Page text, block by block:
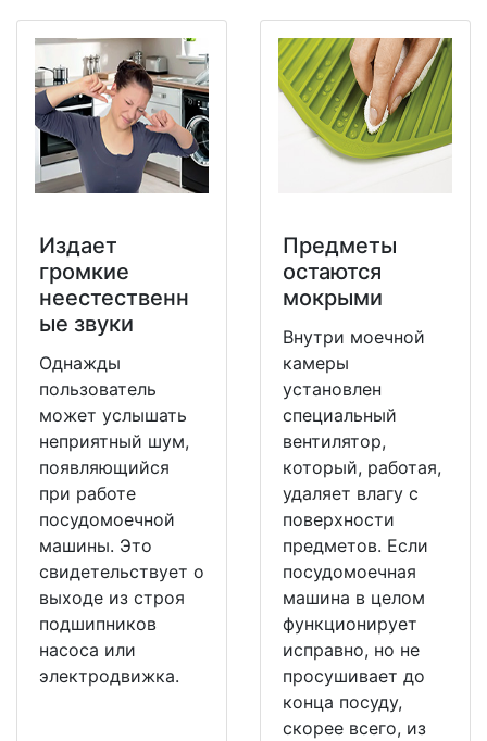
Издает
громкие
неестественн
ые звуки
Однажды
пользователь
может услышать
неприятный шум,
появляющийся
при работе
посудомоечной
машины. Это
свидетельствует о
выходе из строя
подшипников
насоса или
электродвижка.
Предметы
остаются
мокрыми
Внутри моечной
камеры
установлен
специальный
вентилятор,
который, работая,
удаляет влагу с
поверхности
предметов. Если
посудомоечная
машина в целом
функционирует
исправно, но не
просушивает до
конца посуду,
скорее всего, из